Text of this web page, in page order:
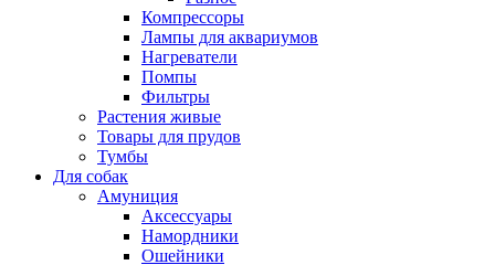
Компрессоры
Лампы для аквариумов
Нагреватели
Помпы
Фильтры
Растения живые
Товары для прудов
Тумбы
Для собак
Амуниция
Аксессуары
Намордники
Ошейники